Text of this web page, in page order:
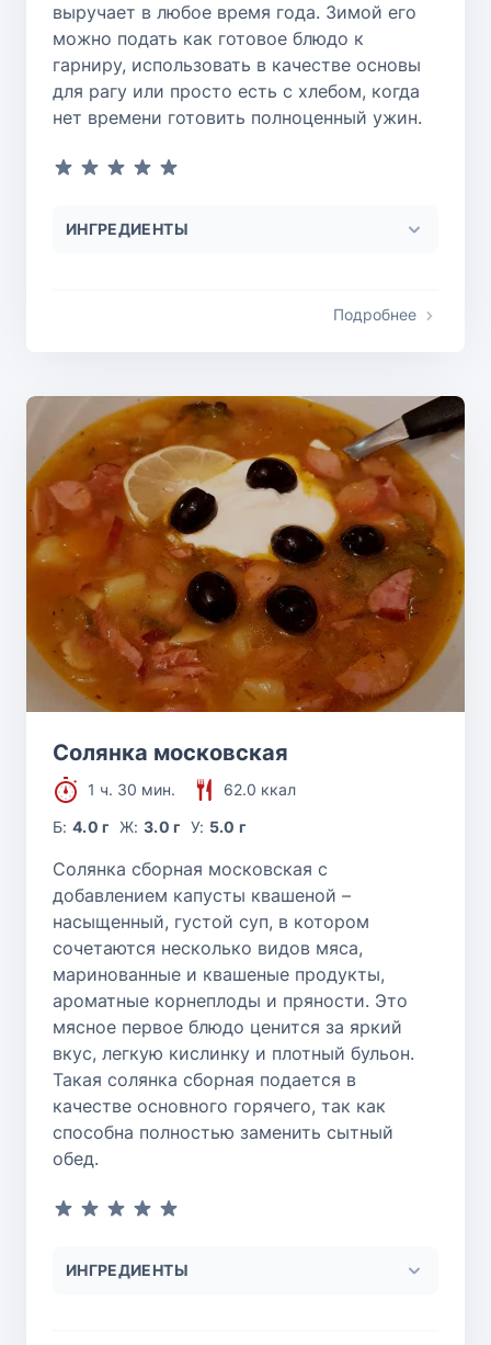
выручает в любое время года. Зимой его
можно подать как готовое блюдо к
гарниру, использовать в качестве основы
для рагу или просто есть с хлебом, когда
нет времени готовить полноценный ужин.
ИНГРЕДИЕНТЫ
Подробнее
Солянка московская
1 ч. 30 мин.
62.0 ккал
Б:4.0 г Ж: 3.0 г У: 5.0 г
Солянка сборная московская с
добавлением капусты квашеной –
насыщенный, густой суп, в котором
сочетаются несколько видов мяса,
маринованные и квашеные продукты,
ароматные корнеплоды и пряности. Это
мясное первое блюдо ценится за яркий
вкус, легкую кислинку и плотный бульон.
Такая солянка сборная подается в
качестве основного горячего, так как
способна полностью заменить сытный
обед.
ИНГРЕДИЕНТЫ